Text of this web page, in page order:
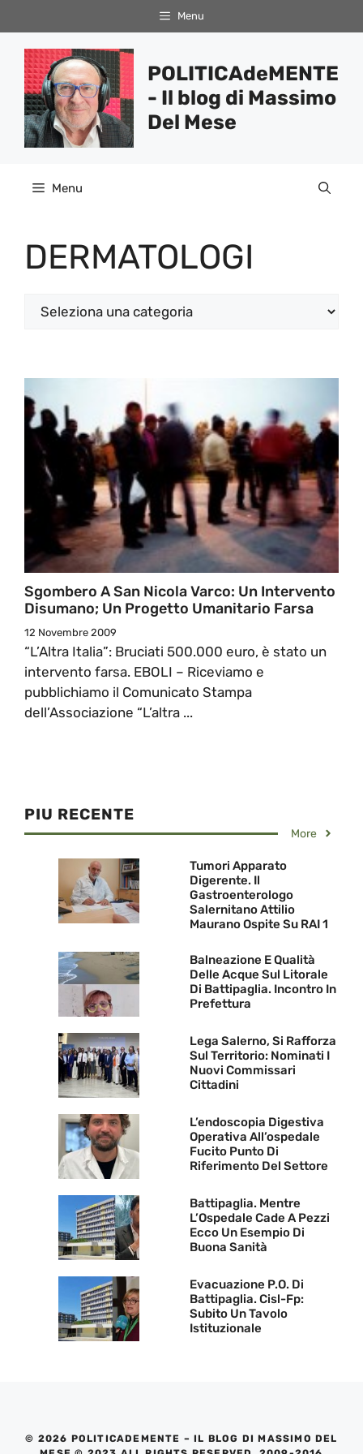
al
contenuto
Menu
POLITICAdeMENTE
- Il blog di Massimo
Del Mese
Menu
DERMATOLOGI
Categorie
Sgombero A San Nicola Varco: Un Intervento
Disumano; Un Progetto Umanitario Farsa
12 Novembre 2009
“L’Altra Italia”: Bruciati 500.000 euro, è stato un
intervento farsa. EBOLI – Riceviamo e
pubblichiamo il Comunicato Stampa
dell’Associazione “L’altra ...
PIU RECENTE
More
Tumori Apparato
Digerente. Il
Gastroenterologo
Salernitano Attilio
Maurano Ospite Su RAI 1
Balneazione E Qualità
Delle Acque Sul Litorale
Di Battipaglia. Incontro In
Prefettura
Lega Salerno, Si Rafforza
Sul Territorio: Nominati I
Nuovi Commissari
Cittadini
L’endoscopia Digestiva
Operativa All’ospedale
Fucito Punto Di
Riferimento Del Settore
Battipaglia. Mentre
L’Ospedale Cade A Pezzi
Ecco Un Esempio Di
Buona Sanità
Evacuazione P.O. Di
Battipaglia. Cisl-Fp:
Subito Un Tavolo
Istituzionale
© 2026 POLITICADEMENTE – IL BLOG DI MASSIMO DEL